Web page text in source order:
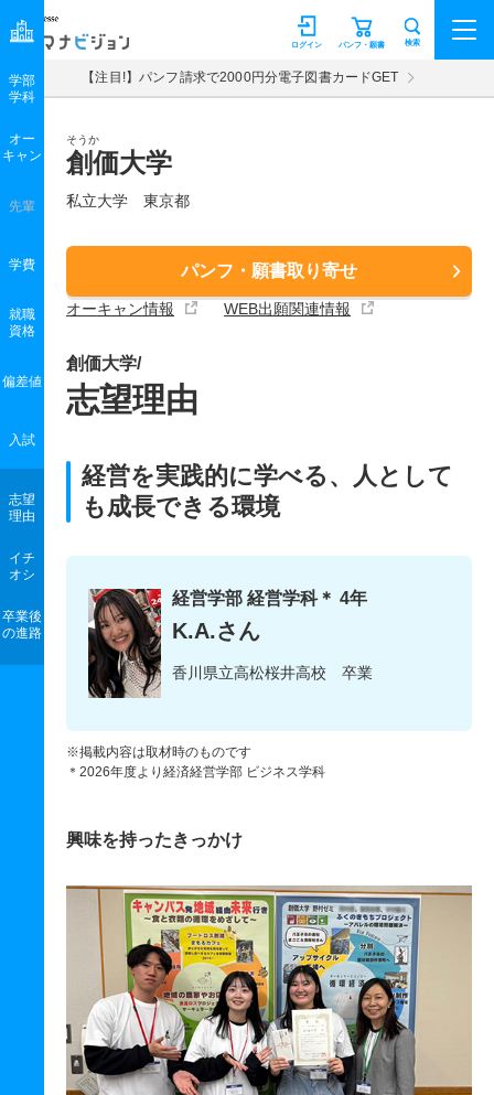
マナビジョン パンフ・願書
ログイン 検索
【注目!】パンフ請求で2000円分電子図書カードGET
そうか
創価大学
私立大学 東京都
パンフ・願書取り寄せ
オーキャン情報 WEB出願関連情報
学部
学科
オー
キャン
先輩
学費
就職
資格
偏差値
入試
志望
理由
イチ
オシ
卒業後
の進路
創価大学/
志望理由
経営を実践的に学べる、人として
も成長できる環境
経営学部 経営学科＊ 4年
K.A.さん
香川県立高松桜井高校 卒業
※掲載内容は取材時のものです
＊2026年度より経済経営学部 ビジネス学科
興味を持ったきっかけ